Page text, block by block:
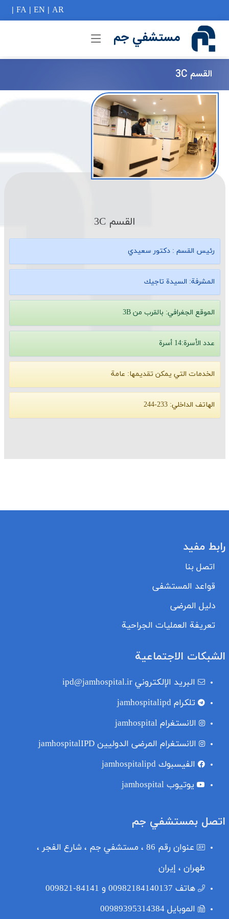
FA| EN | AR
|
مستشفي جم
القسم 3C
القسم 3C
رئيس القسم :دكتور سعيدي
المشرفة: السيدة تاجيك
الموقع الجغرافي: بالقرب من 3B
عدد الأسرة:14 أسرة
الخدمات التي يمكن تقديمها: عامة
الهاتف الداخلي:233-244
رابط مفيد
اتصل بنا
قواعد المستشفى
دليل المرضى
تعريفة العمليات الجراحية
الشبكات الاجتماعية
البريد الإلكتروني ipd@jamhospital.ir
تلکرام jamhospitalipd
الانستغرام jamhospital
الانستغرام المرضى الدوليين jamhospitalIPD
الفيسبوك jamhospitalipd
یوتیوب jamhospital
اتصل بمستشفي جم
عنوان
رقم 86 ، مستشفي جم ، شارع الفجر ،
طهران ، إيران
هاتف
الموبایل 00989395314384